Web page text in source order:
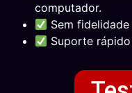
computador.
Sem
Suporte